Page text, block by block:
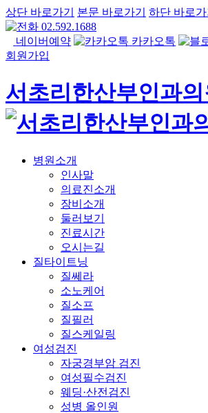
상단 바로가기 본문 바로가기
하단 바로가
02.592.1688
네이버예약
카카오톡
회원가입
서초리한산부인과의
병원소개
인사말
의료진소개
장비소개
둘러보기
진료시간
오시는길
질타이트닝
질쎄라
소노케어
질소프
질필러
질스케일링
여성검진
자궁경부암 검진
여성필수검진
웨딩·산전검진
성병 올인원